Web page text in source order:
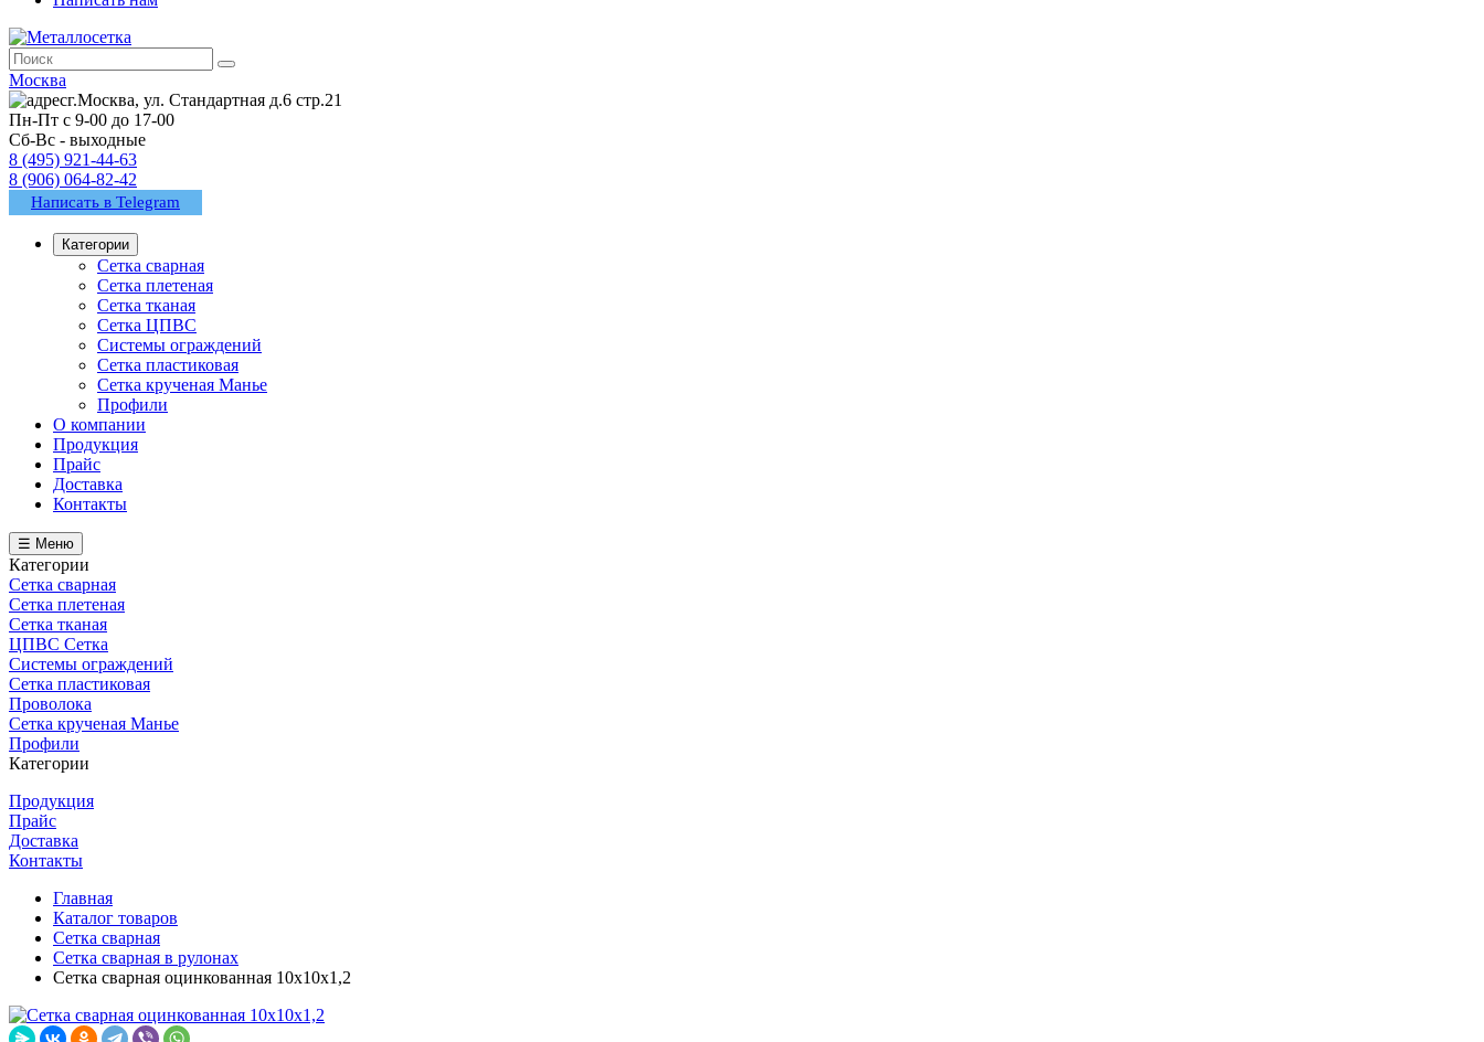
Москва
г.Москва, ул. Стандартная д.6 стр.21
Пн-Пт с 9-00 до 17-00
Сб-Вс - выходные
8 (495) 921-44-63
8 (906) 064-82-42
Написать в Telegram
Категории
Сетка сварная
Сетка плетеная
Сетка тканая
Сетка ЦПВС
Системы ограждений
Сетка пластиковая
Сетка крученая Манье
Профили
О компании
Продукция
Прайс
Доставка
Контакты
☰ Меню
Категории
Сетка сварная
Сетка плетеная
Сетка тканая
ЦПВС Сетка
Системы ограждений
Сетка пластиковая
Проволока
Сетка крученая Манье
Профили
Категории
Продукция
Прайс
Доставка
Контакты
Главная
Каталог товаров
Сетка сварная
Сетка сварная в рулонах
Сетка сварная оцинкованная 10х10х1,2